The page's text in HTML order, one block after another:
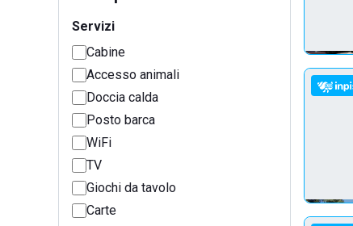
Servizi
Cabine
Accesso animali
Doccia calda
Posto barca
WiFi
TV
Giochi da tavolo
Carte